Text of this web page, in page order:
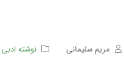
مریم سلیمانی نوشته ادبی